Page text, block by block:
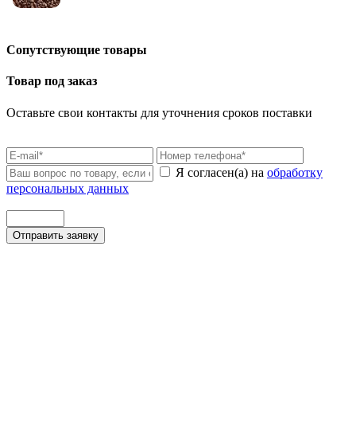
Сопутствующие товары
Товар под заказ
Оставьте свои контакты для уточнения сроков поставки
Я согласен(а) на обработку
персональных данных
Отправить заявку